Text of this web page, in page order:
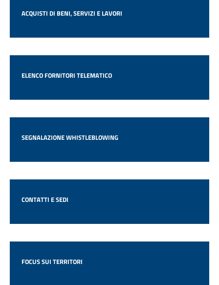
ACQUISTI DI BENI, SERVIZI E LAVORI
ELENCO FORNITORI TELEMATICO
SEGNALAZIONE WHISTLEBLOWING
CONTATTI E SEDI
FOCUS SUI TERRITORI